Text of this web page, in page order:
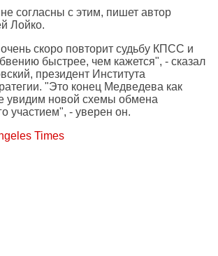
согласны с этим, пишет автор
Лойко.
скоро повторит судьбу КПСС и
быстрее, чем кажется", - сказал
президент Института
"Это конец Медведева как
увидим новой схемы обмена
участием", - уверен он.
Times